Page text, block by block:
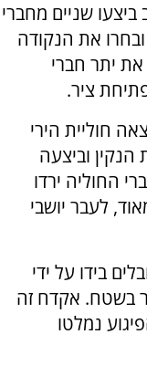
שניים מחברי
את הנקודה
יתר חברי
ציר.
חוליית הירי
וביצעה
החוליה ירדו
לעבר יושבי
בידו על ידי
בשטח. אקדח זה
נמלטו